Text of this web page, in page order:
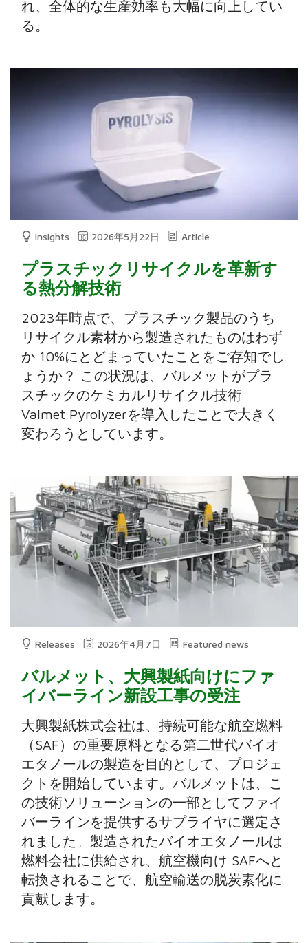
れ、全体的な生産効率も大幅に向上してい
る。
Insights 2026年5月22日 Article
プラスチックリサイクルを革新す
る熱分解技術
2023年時点で、プラスチック製品のうち
リサイクル素材から製造されたものはわず
か 10%にとどまっていたことをご存知でし
ょうか？ この状況は、バルメットがプラ
スチックのケミカルリサイクル技術
Valmet Pyrolyzerを導入したことで大きく
変わろうとしています。
Releases 2026年4月7日 Featured news
バルメット、大興製紙向けにファ
イバーライン新設工事の受注
大興製紙株式会社は、持続可能な航空燃料
（SAF）の重要原料となる第二世代バイオ
エタノールの製造を目的として、プロジェ
クトを開始しています。バルメットは、こ
の技術ソリューションの一部としてファイ
バーラインを提供するサプライヤに選定さ
れました。製造されたバイオエタノールは
燃料会社に供給され、航空機向け SAFへと
転換されることで、航空輸送の脱炭素化に
貢献します。